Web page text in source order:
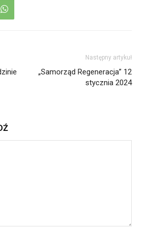
Następny artykuł
„Samorząd Regeneracja” 12
stycznia 2024